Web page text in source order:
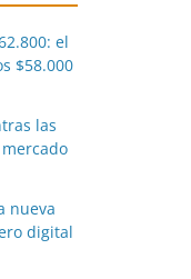
el
$58.000
las
nueva
digital